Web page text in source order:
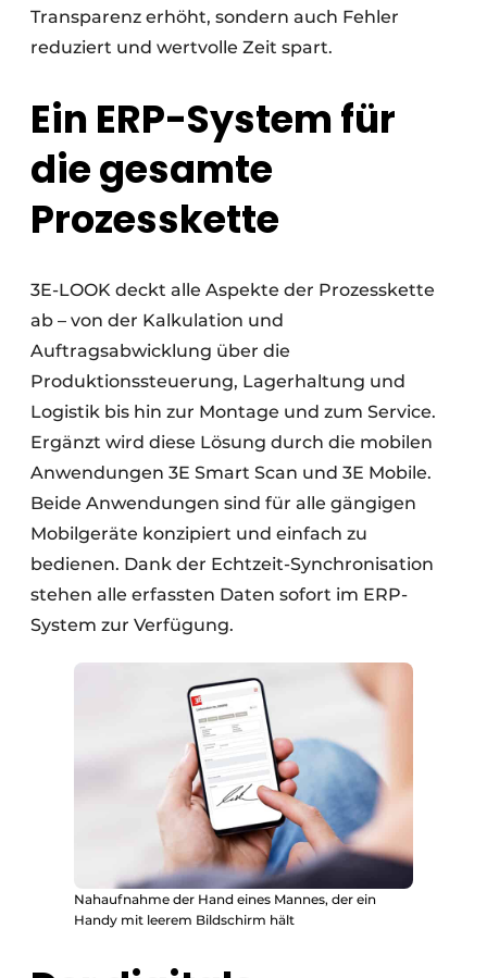
Transparenz erhöht, sondern auch Fehler
reduziert und wertvolle Zeit spart.
Ein ERP-System für
die gesamte
Prozesskette
3E-LOOK deckt alle Aspekte der Prozesskette
ab – von der Kalkulation und
Auftragsabwicklung über die
Produktionssteuerung, Lagerhaltung und
Logistik bis hin zur Montage und zum Service.
Ergänzt wird diese Lösung durch die mobilen
Anwendungen 3E Smart Scan und 3E Mobile.
Beide Anwendungen sind für alle gängigen
Mobilgeräte konzipiert und einfach zu
bedienen. Dank der Echtzeit-Synchronisation
stehen alle erfassten Daten sofort im ERP-
System zur Verfügung.
Nahaufnahme der Hand eines Mannes, der ein
Handy mit leerem Bildschirm hält